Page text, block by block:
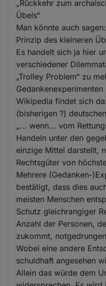
„Rückkehr zum
Übels“
Man könnte auch
Prinzip des kleineren
Es handelt sich ja hier
verschiedener
„Trolley Problem“ zu
Wikipedia findet sich
(bisherigen ?)
„... wenn... vom
Handeln unter den
einzige Mittel darstellt,
Rechtsgüter von
Mehrere (Gedanken-
bestätigt, dass dies
meisten Menschen
Schutz gleichrangiger
Anzahl der Personen,
zukommt,
Wobei eine andere
schuldhaft angesehen
Allein das würde dem